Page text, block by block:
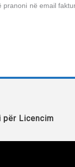
në email
për Licencim